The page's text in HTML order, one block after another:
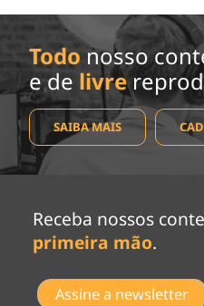
Todo nosso
e de livre
SAIBA MAIS
Receba nossos
primeira mão.
Assine a newsletter